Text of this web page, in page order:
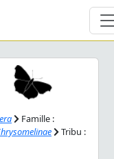
Famille :
Tribu :